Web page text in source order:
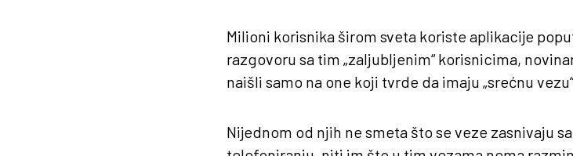
Milioni korisnika širom sveta koriste aplikacije
razgovoru sa tim „zaljubljenim“ korisnicima,
naišli samo na one koji tvrde da imaju „srećnu
Nijednom od njih ne smeta što se veze zasnivaju